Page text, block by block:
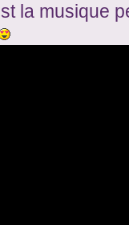
la musique